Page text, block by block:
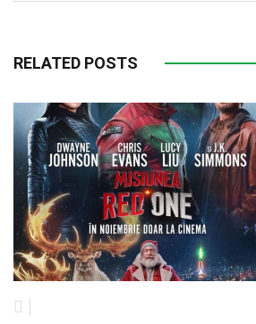
RELATED POSTS